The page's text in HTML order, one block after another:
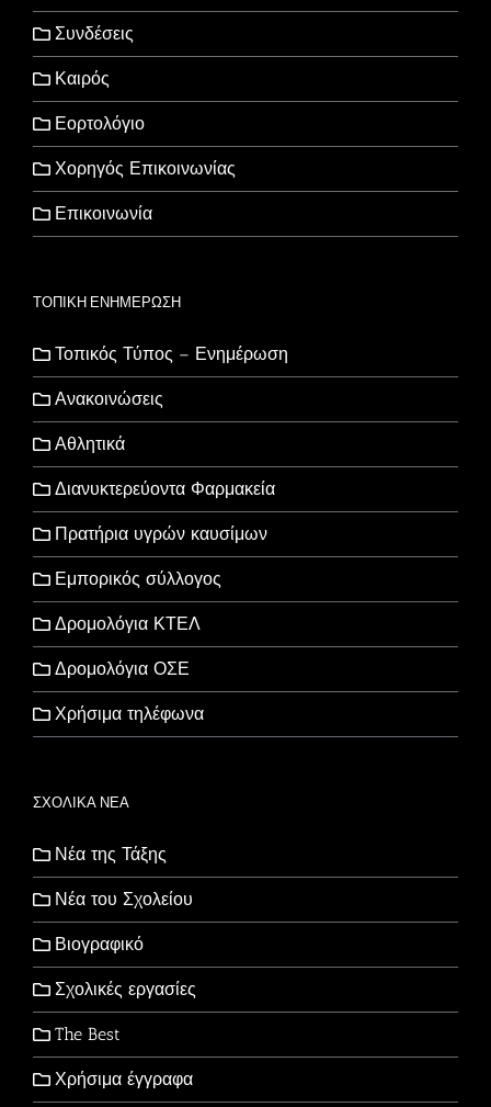
Συνδέσεις
Καιρός
Εορτολόγιο
Χορηγός Επικοινωνίας
Επικοινωνία
ΤΟΠΙΚΗ ΕΝΗΜΕΡΩΣΗ
Τοπικός Τύπος – Ενημέρωση
Ανακοινώσεις
Αθλητικά
Διανυκτερεύοντα Φαρμακεία
Πρατήρια υγρών καυσίμων
Εμπορικός σύλλογος
Δρομολόγια ΚΤΕΛ
Δρομολόγια ΟΣΕ
Χρήσιμα τηλέφωνα
ΣΧΟΛΙΚΑ ΝΕΑ
Νέα της Τάξης
Νέα του Σχολείου
Βιογραφικό
Σχολικές εργασίες
The Best
Χρήσιμα έγγραφα